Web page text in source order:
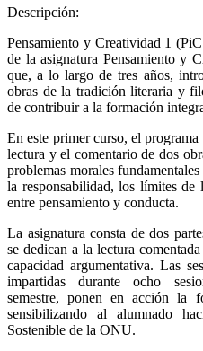
Descripción:
Pensamiento y Creatividad 1
de la asignatura Pensamiento y
que, a lo largo de tres años,
obras de la tradición literaria y
de contribuir a la formación
En este primer curso, el
lectura y el comentario de dos
problemas morales
la responsabilidad, los límites de
entre pensamiento y conducta.
La asignatura consta de dos
se dedican a la lectura
capacidad argumentativa. Las
impartidas durante ocho
semestre, ponen en acción la
sensibilizando al alumnado
Sostenible de la ONU.